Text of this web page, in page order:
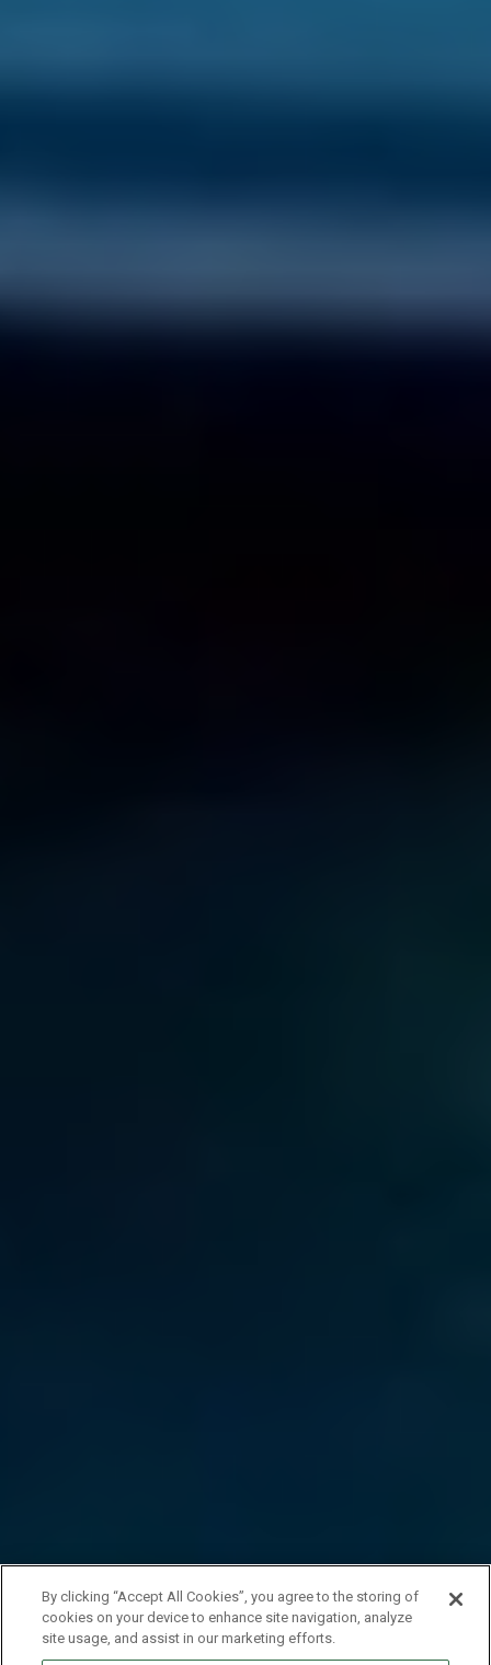
By clicking “Accept All Cookies”, you agree to the storing of
cookies on your device to enhance site navigation, analyze
site usage, and assist in our marketing efforts.